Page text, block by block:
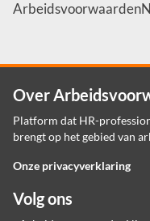
Over
Platform dat HR-
brengt op het gebied van
Onze privacyverklaring
Volg ons